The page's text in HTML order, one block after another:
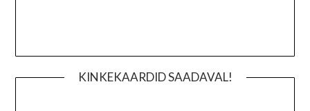
KINKEKAARDID SAADAVAL!